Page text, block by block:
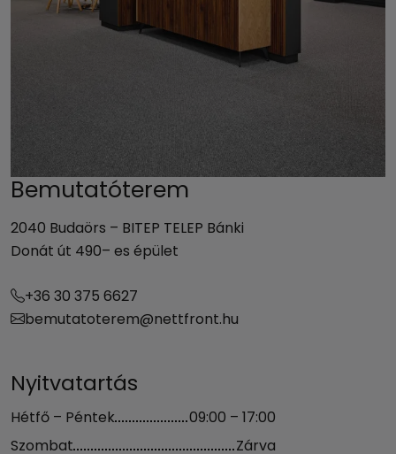
Bemutatóterem
2040 Budaörs – BITEP TELEP Bánki
Donát út 490– es épület
+36 30 375 6627
bemutatoterem@nettfront.hu
Nyitvatartás
Hétfő – Péntek
09:00 – 17:00
Szombat
Zárva